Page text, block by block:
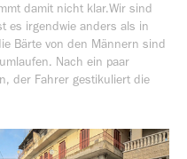
damit nicht klar.Wir sind
es irgendwie anders als in
Bärte von den Männern sind
Nach ein paar
der Fahrer gestikuliert die